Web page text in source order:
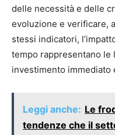
delle necessità e delle
evoluzione e verificare,
stessi indicatori,
tempo rappresentano
investimento immediato
Leggi anche: Le
tendenze che il